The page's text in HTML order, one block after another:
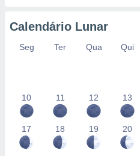
Calendário Lunar
Seg Ter Qua Qui
10 11 12 13
17 18 19 20